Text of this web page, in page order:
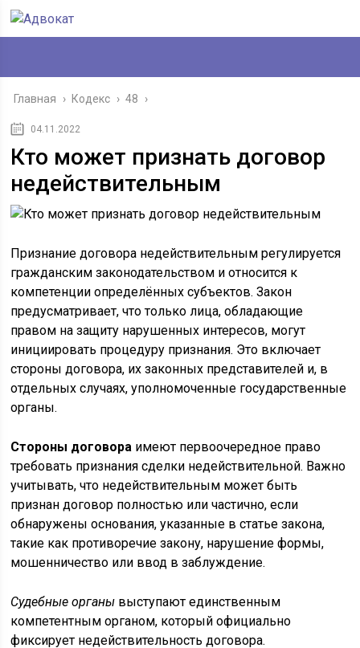
Главная › Кодекс › 48 ›
04.11.2022
Кто может признать договор
недействительным
Признание договора недействительным регулируется
гражданским законодательством и относится к
компетенции определённых субъектов. Закон
предусматривает, что только лица, обладающие
правом на защиту нарушенных интересов, могут
инициировать процедуру признания. Это включает
стороны договора, их законных представителей и, в
отдельных случаях, уполномоченные государственные
органы.
Стороны договора имеют первоочередное право
требовать признания сделки недействительной. Важно
учитывать, что недействительным может быть
признан договор полностью или частично, если
обнаружены основания, указанные в статье закона,
такие как противоречие закону, нарушение формы,
мошенничество или ввод в заблуждение.
Судебные органы выступают единственным
компетентным органом, который официально
фиксирует недействительность договора.